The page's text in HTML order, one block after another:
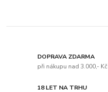
DOPRAVA ZDARMA
při nákupu nad 3.000,- Kč
18 LET NA TRHU